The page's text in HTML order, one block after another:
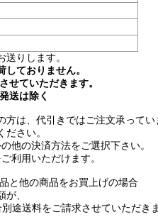
送りします。
ておりません。
ていただきます。
送は除く
方は、代引きではご注文承ってい
ださい。
他の決済方法をご選択下さい。
利用いただけます。
と他の商品をお買上げの場合
、
別途送料をご請求させていただき